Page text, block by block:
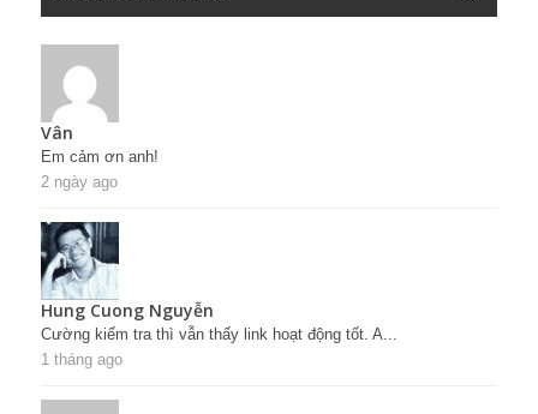
Vân
Em cảm ơn anh!
2 ngày ago
Hung Cuong Nguyễn
Cường kiểm tra thì vẫn thấy link hoạt động tốt. A...
1 tháng ago